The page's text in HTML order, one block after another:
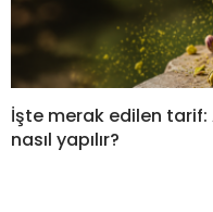
İşte merak edilen tarif:
nasıl yapılır?